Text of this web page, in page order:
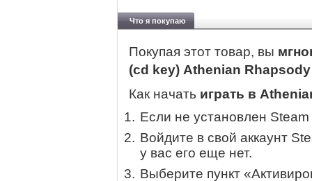
Что я покупаю
Покупая этот товар, вы
(cd key) Athenian
Как начать играть в
Если не установлен
Войдите в свой аккаунт
у вас его еще нет.
Выберите пункт